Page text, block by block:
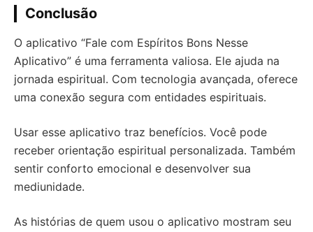
Conclusão
O aplicativo “Fale com Espíritos Bons Nesse
Aplicativo” é uma ferramenta valiosa. Ele ajuda na
jornada espiritual. Com tecnologia avançada, oferece
uma conexão segura com entidades espirituais.
Usar esse aplicativo traz benefícios. Você pode
receber orientação espiritual personalizada. Também
sentir conforto emocional e desenvolver sua
mediunidade.
As histórias de quem usou o aplicativo mostram seu